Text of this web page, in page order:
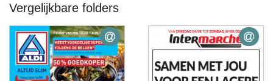
Vergelijkbare folders